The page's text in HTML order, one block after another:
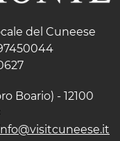
del Cuneese
Boario) - 12100